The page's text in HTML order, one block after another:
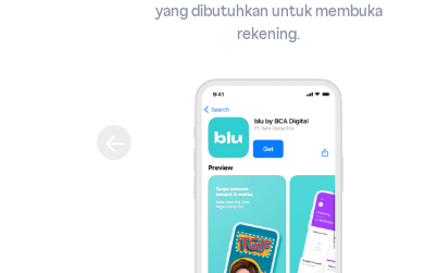
yang dibutuhkan untuk membuka
rekening.